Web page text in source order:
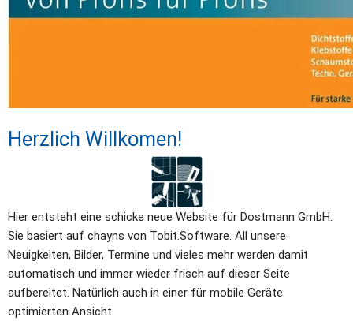
Herzlich Willkomen!
Hier entsteht eine schicke neue Website für Dostmann GmbH.
Sie basiert auf chayns von Tobit.Software. All unsere
Neuigkeiten, Bilder, Termine und vieles mehr werden damit
automatisch und immer wieder frisch auf dieser Seite
aufbereitet. Natürlich auch in einer für mobile Geräte
optimierten Ansicht.